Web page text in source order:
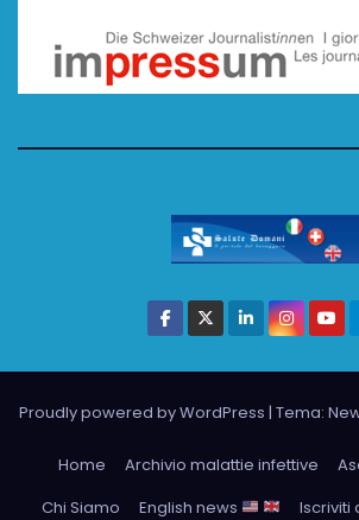
Proudly powered by WordPress | Tema:
Home Archivio malattie infettive
Chi Siamo
English news
Iscriviti